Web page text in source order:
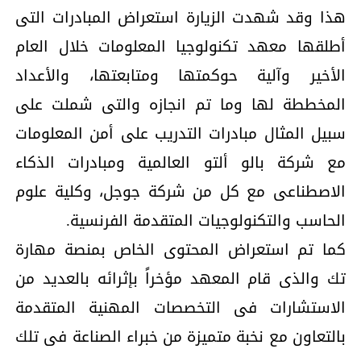
هذا وقد شهدت الزيارة استعراض المبادرات التى
أطلقها معهد تكنولوجيا المعلومات خلال العام
الأخير وآلية حوكمتها ومتابعتها، والأعداد
المخططة لها وما تم انجازه والتى شملت على
سبيل المثال مبادرات التدريب على أمن المعلومات
مع شركة بالو ألتو العالمية ومبادرات الذكاء
الاصطناعى مع كل من شركة جوجل، وكلية علوم
الحاسب والتكنولوجيات المتقدمة الفرنسية.
كما تم استعراض المحتوى الخاص بمنصة مهارة
تك والذى قام المعهد مؤخراً بإثرائه بالعديد من
الاستشارات فى التخصصات المهنية المتقدمة
بالتعاون مع نخبة متميزة من خبراء الصناعة فى تلك